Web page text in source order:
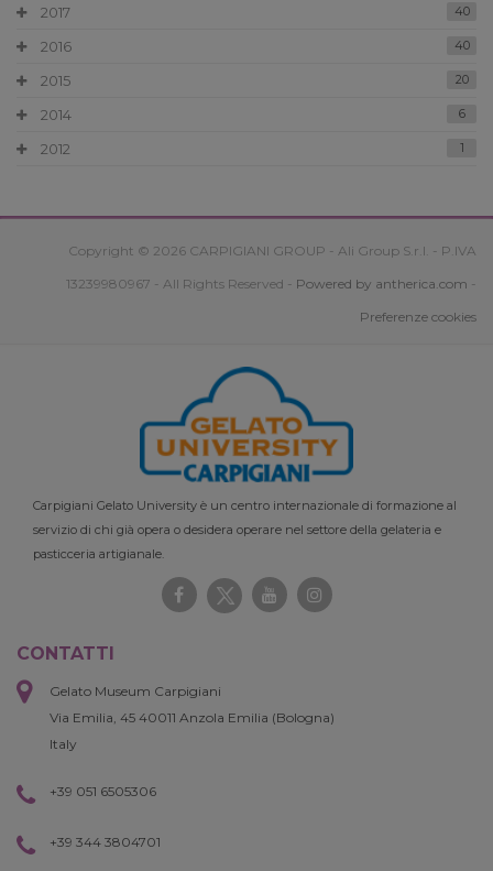
2017 40
2016 40
2015 20
2014 6
2012 1
Copyright © 2026 CARPIGIANI GROUP - Ali Group S.r.l. - P.IVA
13239980967 - All Rights Reserved - Powered by antherica.com -
Preferenze cookies
Carpigiani Gelato University è un centro internazionale di formazione al
servizio di chi già opera o desidera operare nel settore della gelateria e
pasticceria artigianale.
CONTATTI
Gelato Museum Carpigiani
Via Emilia, 45 40011 Anzola Emilia (Bologna)
Italy
+39 051 6505306
+39 344 3804701